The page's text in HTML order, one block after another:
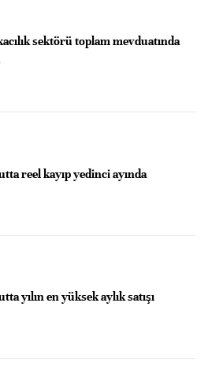
sektörü toplam mevduatında
reel kayıp yedinci ayında
yılın en yüksek aylık satışı